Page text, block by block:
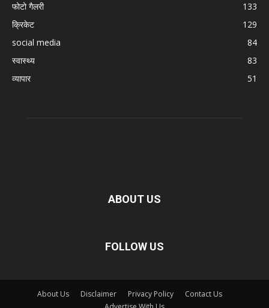
फोटो गैलरी
133
क्रिकेट
129
social media
84
स्वास्थ्य
83
व्यापार
51
ABOUT US
FOLLOW US
About Us Disclaimer Privacy Policy
Contact Us